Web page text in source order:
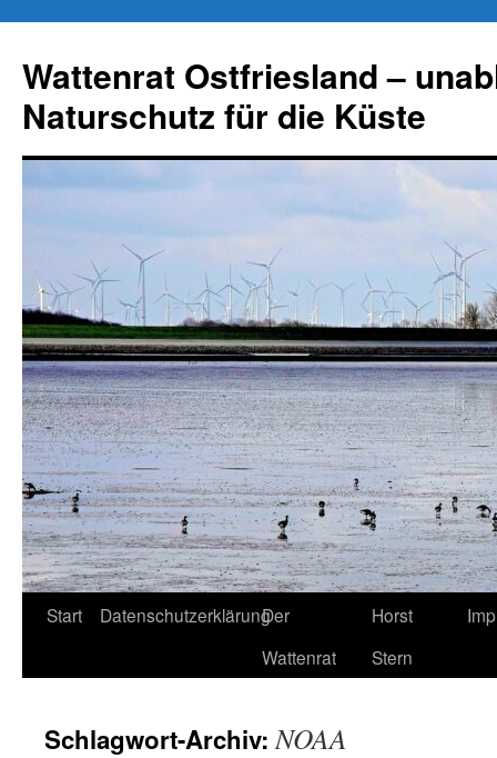
springen
Wattenrat Ostfriesland –
Naturschutz für die Küste
Start DatenschutzerklärungDer
Wattenrat
Horst
Stern
Schlagwort-Archiv:NOAA